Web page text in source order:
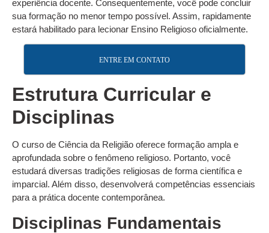
experiência docente. Consequentemente, você pode concluir
sua formação no menor tempo possível. Assim, rapidamente
estará habilitado para lecionar Ensino Religioso oficialmente.
ENTRE EM CONTATO
Estrutura Curricular e
Disciplinas
O curso de Ciência da Religião oferece formação ampla e
aprofundada sobre o fenômeno religioso. Portanto, você
estudará diversas tradições religiosas de forma científica e
imparcial. Além disso, desenvolverá competências essenciais
para a prática docente contemporânea.
Disciplinas Fundamentais